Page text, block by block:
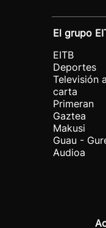
El grupo
EITB
Deportes
Televisión
carta
Primeran
Gaztea
Makusi
Guau -
Audioa